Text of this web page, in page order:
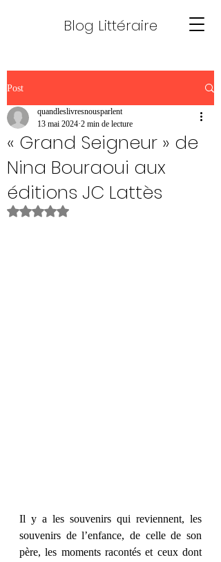
Blog Littéraire
Post
« Grand Seigneur » de
Nina Bouraoui aux
éditions JC Lattès
quandleslivresnousparlent
13 mai 2024 2 min de lecture
Noté NaN étoiles sur 5.
Il y a les souvenirs qui reviennent, les
souvenirs de l’enfance, de celle de son
père, les moments racontés et ceux dont